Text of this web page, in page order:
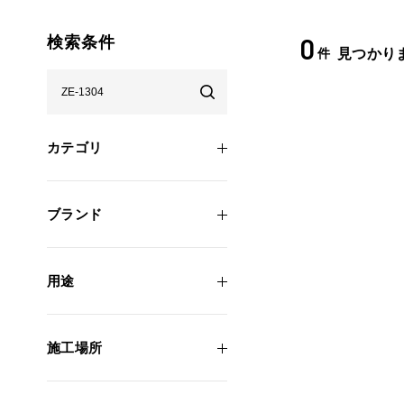
0 件 見つかり
検索条件
カテゴリ
ブランド
用途
施工場所